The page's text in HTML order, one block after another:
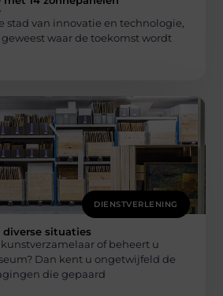
stad van innovatie en technologie,
waar de toekomst wordt
DIENSTVERLENING
situaties
of beheert u
Dan kent u ongetwijfeld de
die gepaard